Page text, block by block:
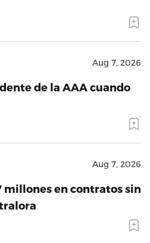
Aug 7, 2026
de la AAA cuando
Aug 7, 2026
millones en contratos sin